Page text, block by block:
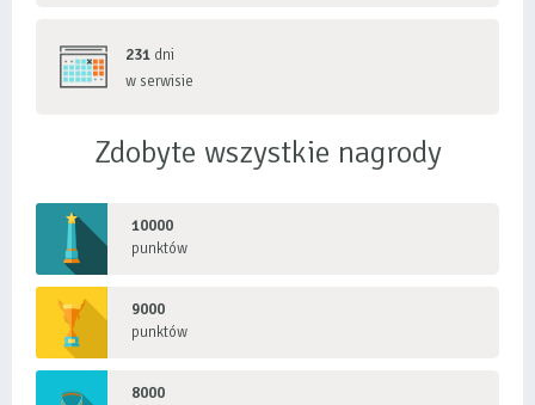
231 dni
w serwisie
Zdobyte wszystkie nagrody
10000
punktów
9000
punktów
8000